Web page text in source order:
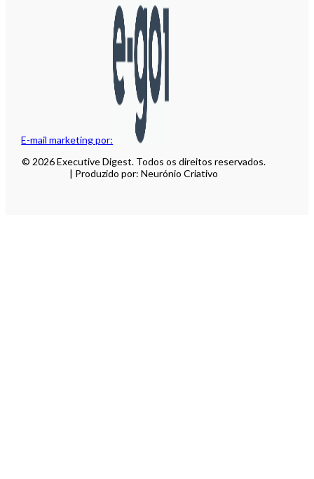
E-mail marketing por:
© 2026 Executive Digest. Todos os direitos reservados.
| Produzido por: Neurónio Criativo